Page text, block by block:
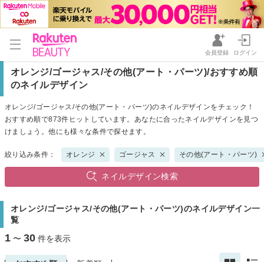
会員登録 ログイン
オレンジ/ゴージャス/その他(アート・パーツ)/おすすめ順
のネイルデザイン
オレンジ/ゴージャス/その他(アート・パーツ)のネイルデザインをチェック！
おすすめ順で873件ヒットしています。あなたに合ったネイルデザインを見つ
けましょう。他にも様々な条件で探せます。
絞り込み条件： オレンジ ゴージャス その他(アート・パーツ)
ネイルデザイン検索
オレンジ/ゴージャス/その他(アート・パーツ)のネイルデザイン一
覧
1 〜 30 件を表示